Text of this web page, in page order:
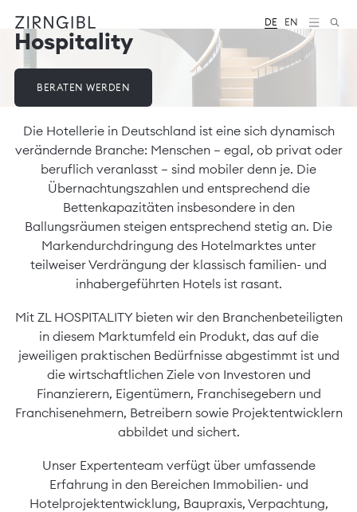
Zum
Inhalt
Diese
Website
Wirtschaftskanzlei,
Digitalbüro
Mokorana
umgesetzt
moderne
Webtechnologien
barrierefreien
DE EN
Hospitality
BERATEN WERDEN
Die Hotellerie in Deutschland ist eine sich dynamisch
verändernde Branche: Menschen – egal, ob privat oder
beruflich veranlasst – sind mobiler denn je. Die
Übernachtungszahlen und entsprechend die
Bettenkapazitäten insbesondere in den
Ballungsräumen steigen entsprechend stetig an. Die
Markendurchdringung des Hotelmarktes unter
teilweiser Verdrängung der klassisch familien- und
inhabergeführten Hotels ist rasant.
Mit ZL HOSPITALITY bieten wir den Branchenbeteiligten
in diesem Marktumfeld ein Produkt, das auf die
jeweiligen praktischen Bedürfnisse abgestimmt ist und
die wirtschaftlichen Ziele von Investoren und
Finanzierern, Eigentümern, Franchisegebern und
Franchisenehmern, Betreibern sowie Projektentwicklern
abbildet und sichert.
Unser Expertenteam verfügt über umfassende
Erfahrung in den Bereichen Immobilien- und
Hotelprojektentwicklung, Baupraxis, Verpachtung,